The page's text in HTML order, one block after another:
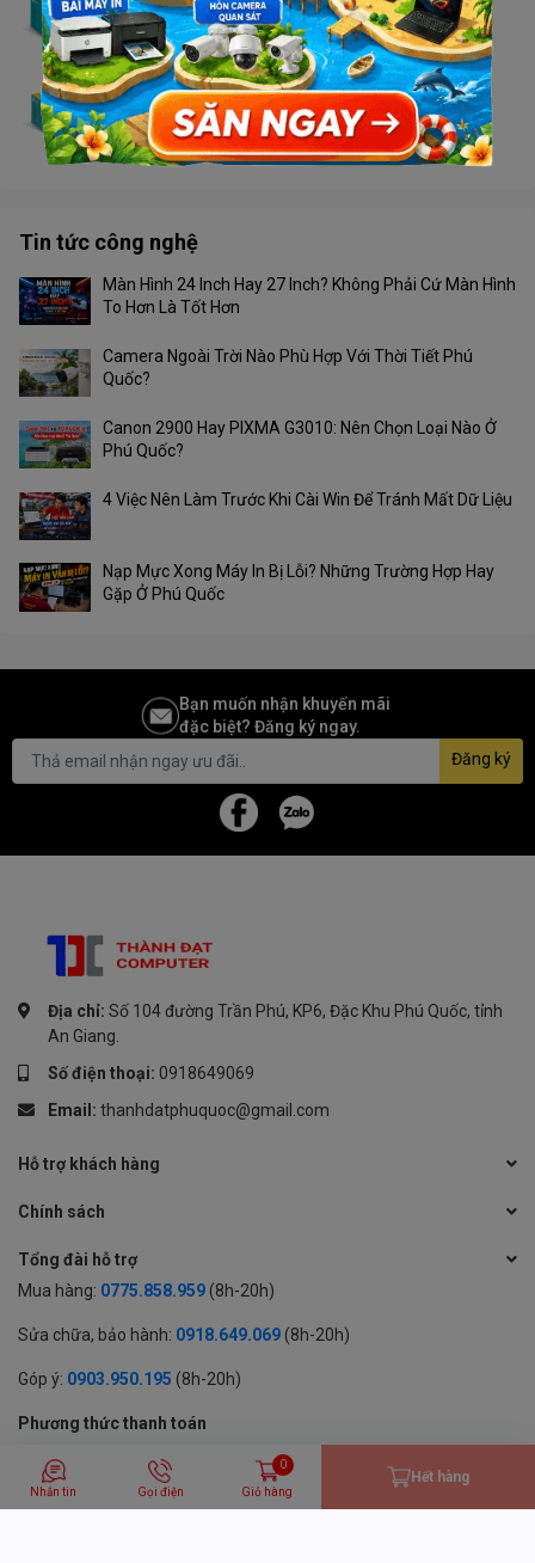
Liên hệ
Switch TP Link LS1008
Liên hệ
Tin tức công nghệ
Màn Hình 24 Inch Hay 27 Inch? Không Phải Cứ Màn Hình
To Hơn Là Tốt Hơn
Camera Ngoài Trời Nào Phù Hợp Với Thời Tiết Phú
Quốc?
Canon 2900 Hay PIXMA G3010: Nên Chọn Loại Nào Ở
Phú Quốc?
4 Việc Nên Làm Trước Khi Cài Win Để Tránh Mất Dữ Liệu
Nạp Mực Xong Máy In Bị Lỗi? Những Trường Hợp Hay
Gặp Ở Phú Quốc
Bạn muốn nhận khuyến mãi
đặc biệt? Đăng ký ngay.
Đăng ký
Địa chỉ: Số 104 đường Trần Phú, KP6, Đặc Khu Phú Quốc, tỉnh
An Giang.
Số điện thoại: 0918649069
Email: thanhdatphuquoc@gmail.com
Hỗ trợ khách hàng
Chính sách
Tổng đài hỗ trợ
Mua hàng: 0775.858.959 (8h-20h)
Sửa chữa, bảo hành: 0918.649.069 (8h-20h)
Góp ý: 0903.950.195 (8h-20h)
Phương thức thanh toán
Nhắn tin Gọi điện
0
Giỏ hàng
Hết hàng